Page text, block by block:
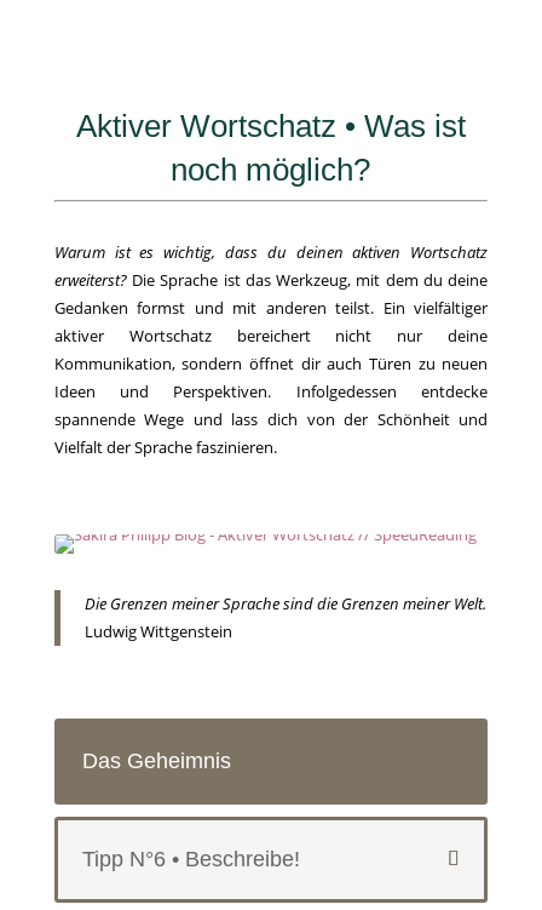
Aktiver Wortschatz • Was ist
noch möglich?
Warum ist es wichtig, dass du deinen aktiven Wortschatz
erweiterst?Die Sprache ist das Werkzeug, mit dem du deine
Gedanken formst und mit anderen teilst. Ein vielfältiger
aktiver Wortschatz bereichert nicht nur deine
Kommunikation, sondern öffnet dir auch Türen zu neuen
Ideen und Perspektiven. Infolgedessen entdecke
spannende Wege und lass dich von der Schönheit und
Vielfalt der Sprache faszinieren.
Die Grenzen meiner Sprache sind die Grenzen meiner Welt.
Ludwig Wittgenstein
Das Geheimnis
Tipp N°6 • Beschreibe!